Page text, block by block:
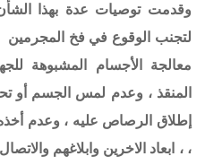
وقدمت توصيات عدة بهذا
لتجنب الوقوع في فخ
معالجة الأجسام المشبوهة
المنقذ، وعدم لمس الجسم أو
إطلاق الرصاص عليه ، وعدم
، ، ابعاد الاخرين وابلاغهم